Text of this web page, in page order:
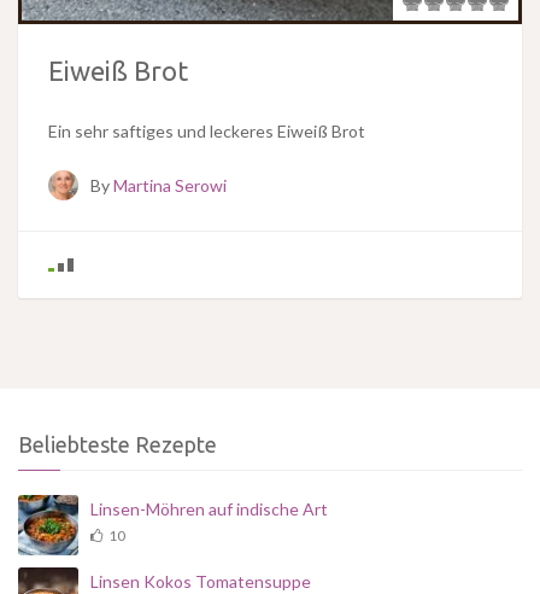
Eiweiß Brot
Ein sehr saftiges und leckeres Eiweiß Brot
ByMartina Serowi
Beliebteste Rezepte
Linsen-Möhren auf indische Art
10
Linsen Kokos Tomatensuppe